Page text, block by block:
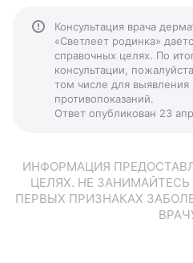
Консультация врача
«Светлеет родинка»
справочных целях. По
консультации,
том числе для
противопоказаний.
Ответ опубликован 23
ИНФОРМАЦИЯ
ЦЕЛЯХ. НЕ
ПЕРВЫХ ПРИЗНАКАХ